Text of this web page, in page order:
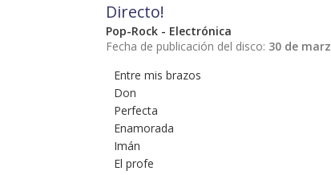
Directo!
Pop-Rock - Electrónica
Fecha de publicación del disco: 30 de
Entre mis brazos
Don
Perfecta
Enamorada
Imán
El profe